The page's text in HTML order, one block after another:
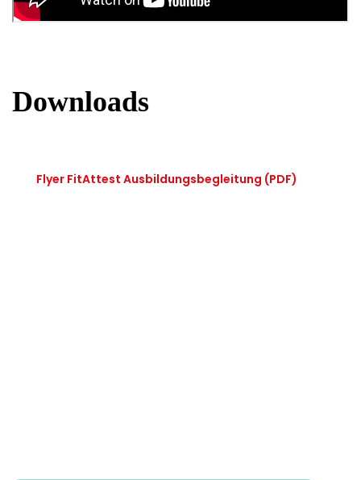
Downloads
Flyer FitAttest Ausbildungsbegleitung (PDF)